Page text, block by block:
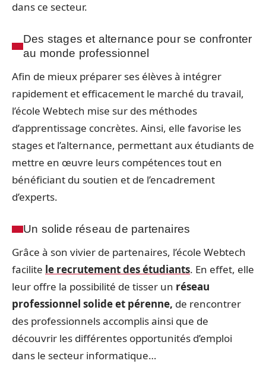
dans ce secteur.
Des stages et alternance pour se confronter
au monde professionnel
Afin de mieux préparer ses élèves à intégrer
rapidement et efficacement le marché du travail,
l’école Webtech mise sur des méthodes
d’apprentissage concrètes. Ainsi, elle favorise les
stages et l’alternance, permettant aux étudiants de
mettre en œuvre leurs compétences tout en
bénéficiant du soutien et de l’encadrement
d’experts.
Un solide réseau de partenaires
Grâce à son vivier de partenaires, l’école Webtech
facilite le recrutement des étudiants. En effet, elle
leur offre la possibilité de tisser un réseau
professionnel solide et pérenne, de rencontrer
des professionnels accomplis ainsi que de
découvrir les différentes opportunités d’emploi
dans le secteur informatique…